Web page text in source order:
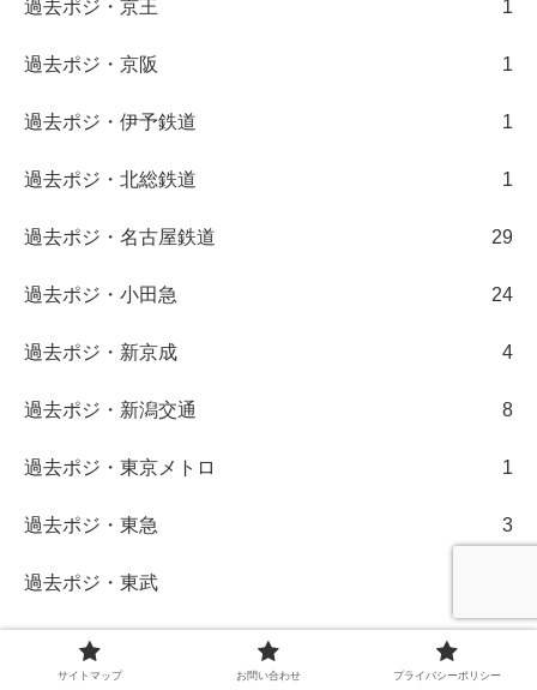
過去ポジ・京王 1
過去ポジ・京阪 1
過去ポジ・伊予鉄道 1
過去ポジ・北総鉄道 1
過去ポジ・名古屋鉄道 29
過去ポジ・小田急 24
過去ポジ・新京成 4
過去ポジ・新潟交通 8
過去ポジ・東京メトロ 1
過去ポジ・東急 3
過去ポジ・東武
過去ポジ・栗原電鉄
サイトマップ お問い合わせ プライバシーポリシー